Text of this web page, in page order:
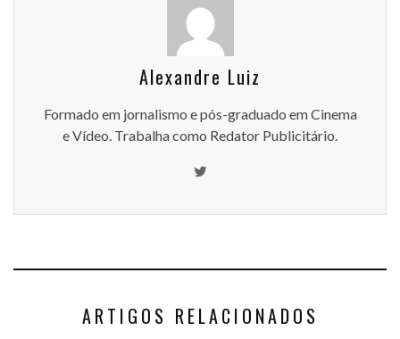
Alexandre Luiz
Formado em jornalismo e pós-graduado em Cinema
e Vídeo. Trabalha como Redator Publicitário.
ARTIGOS RELACIONADOS